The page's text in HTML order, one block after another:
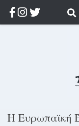
Στοχασμοί &
Η Ευρωπαϊκή